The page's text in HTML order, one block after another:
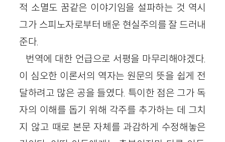
적 소멸도 꿈같은 이야기임을 설파하는 것 역시
그가 스피노자로부터 배운 현실주의를 잘 드러내
준다.
번역에 대한 언급으로 서평을 마무리해야겠다.
이 심오한 이론서의 역자는 원문의 뜻을 쉽게 전
달하려고 많은 공을 들였다. 특이한 점은 그가 독
자의 이해를 돕기 위해 각주를 추가하는 데 그치
지 않고 때로 본문 자체를 과감하게 수정해놓은